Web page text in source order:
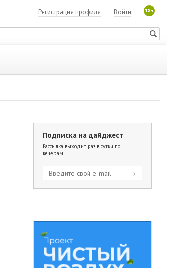
18+
Войти
Регистрация профиля
Подписка на дайджест
Рассылка выходит раз в сутки по
вечерам.